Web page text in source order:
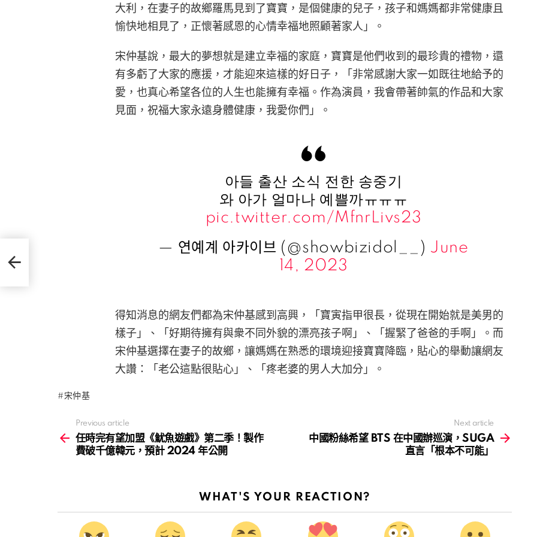
大利，在妻子的故鄉羅馬見到了寶寶，是個健康的兒子，孩子和媽媽都非常健康且
愉快地相見了，正懷著感恩的心情幸福地照顧著家人」。
宋仲基說，最大的夢想就是建立幸福的家庭，寶寶是他們收到的最珍貴的禮物，還
有多虧了大家的應援，才能迎來這樣的好日子，「非常感謝大家一如既往地給予的
愛，也真心希望各位的人生也能擁有幸福。作為演員，我會帶著帥氣的作品和大家
見面，祝福大家永遠身體健康，我愛你們」。
아들 출산 소식 전한 송중기
와 아가 얼마나 예쁠까ㅠㅠㅠ
pic.twitter.com/MfnrLivs23
— 연예계 아카이브 (@showbizidol__) June
14, 2023
得知消息的網友們都為宋仲基感到高興，「寶寅指甲很長，從現在開始就是美男的
樣子」、「好期待擁有與衆不同外貌的漂亮孩子啊」、「握緊了爸爸的手啊」。而
宋仲基選擇在妻子的故鄉，讓媽媽在熟悉的環境迎接寶寶降臨，貼心的舉動讓網友
大讚：「老公這點很貼心」、「疼老婆的男人大加分」。
宋仲基
more
Previous article
任時完有望加盟《魷魚遊戲》第二季！製作
費破千億韓元，預計 2024 年公開
Next article
中國粉絲希望 BTS 在中國辦巡演，SUGA
直言「根本不可能」
WHAT'S YOUR REACTION?